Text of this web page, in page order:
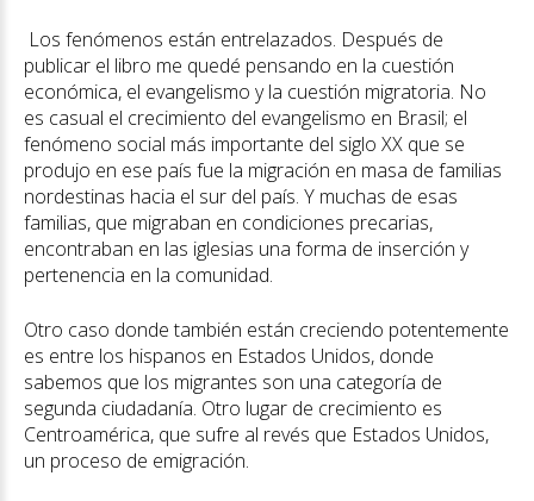
Los fenómenos están entrelazados. Después de
publicar el libro me quedé pensando en la cuestión
económica, el evangelismo y la cuestión migratoria. No
es casual el crecimiento del evangelismo en Brasil; el
fenómeno social más importante del siglo XX que se
produjo en ese país fue la migración en masa de familias
nordestinas hacia el sur del país. Y muchas de esas
familias, que migraban en condiciones precarias,
encontraban en las iglesias una forma de inserción y
pertenencia en la comunidad.
Otro caso donde también están creciendo potentemente
es entre los hispanos en Estados Unidos, donde
sabemos que los migrantes son una categoría de
segunda ciudadanía. Otro lugar de crecimiento es
Centroamérica, que sufre al revés que Estados Unidos,
un proceso de emigración.